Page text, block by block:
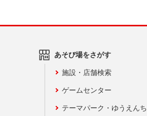
あそび場をさがす
施設・店舗検索
ゲームセンター
テーマパーク・ゆうえんち